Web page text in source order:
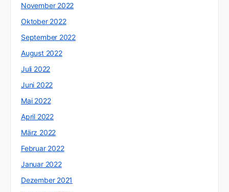
November 2022
Oktober 2022
September 2022
August 2022
Juli 2022
Juni 2022
Mai 2022
April 2022
März 2022
Februar 2022
Januar 2022
Dezember 2021